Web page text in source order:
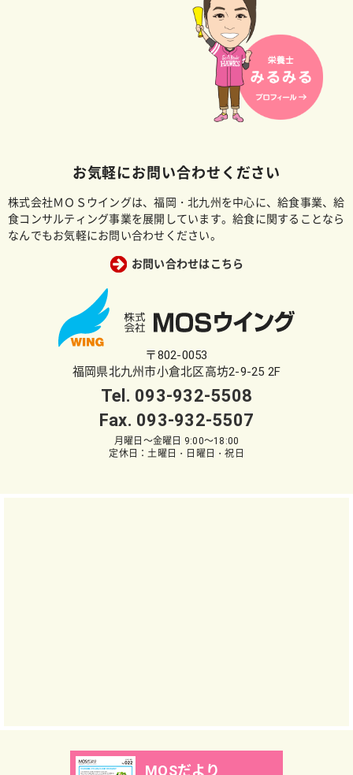
お気軽にお問い合わせください
株式会社ＭＯＳウイングは、福岡・北九州を中心に、給食事業、給
食コンサルティング事業を展開しています。給食に関することなら
なんでもお気軽にお問い合わせください。
お問い合わせはこちら
〒802-0053
福岡県北九州市小倉北区高坊2-9-25 2F
Tel. 093-932-5508
Fax. 093-932-5507
月曜日～金曜日 9:00～18:00
定休日：土曜日・日曜日・祝日
MOSだより